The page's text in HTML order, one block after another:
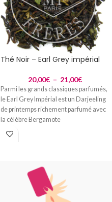
Thé Noir – Earl Grey impérial
20,00€ – 21,00€
Parmi les grands classiques parfumés,
le Earl Grey Impérial est un Darjeeling
de printemps richement parfumé avec
la célèbre Bergamote